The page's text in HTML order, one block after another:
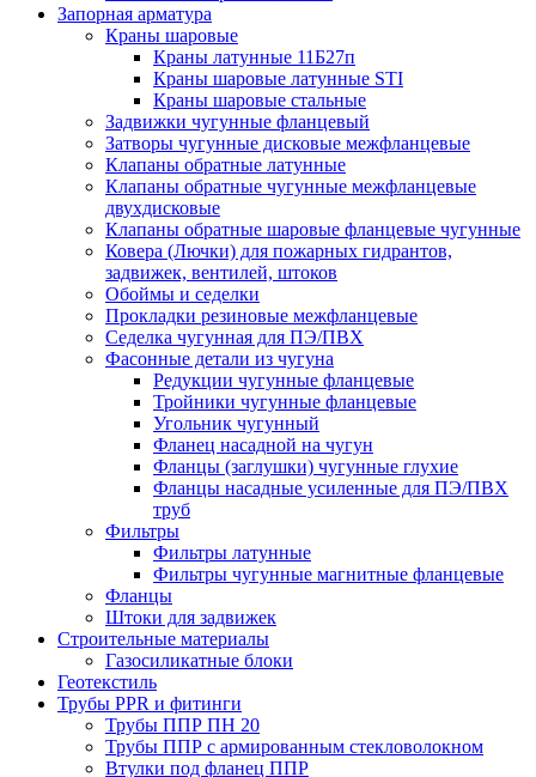
Запорная арматура
Краны шаровые
Краны латунные 11Б27п
Краны шаровые латунные STI
Краны шаровые стальные
Задвижки чугунные фланцевый
Затворы чугунные дисковые межфланцевые
Клапаны обратные латунные
Клапаны обратные чугунные межфланцевые
двухдисковые
Клапаны обратные шаровые фланцевые чугунные
Ковера (Лючки) для пожарных гидрантов,
задвижек, вентилей, штоков
Обоймы и седелки
Прокладки резиновые межфланцевые
Седелка чугунная для ПЭ/ПВХ
Фасонные детали из чугуна
Редукции чугунные фланцевые
Тройники чугунные фланцевые
Угольник чугунный
Фланец насадной на чугун
Фланцы (заглушки) чугунные глухие
Фланцы насадные усиленные для ПЭ/ПВХ
труб
Фильтры
Фильтры латунные
Фильтры чугунные магнитные фланцевые
Фланцы
Штоки для задвижек
Строительные материалы
Газосиликатные блоки
Геотекстиль
Трубы PPR и фитинги
Трубы ППР ПН 20
Трубы ППР с армированным стекловолокном
Втулки под фланец ППР